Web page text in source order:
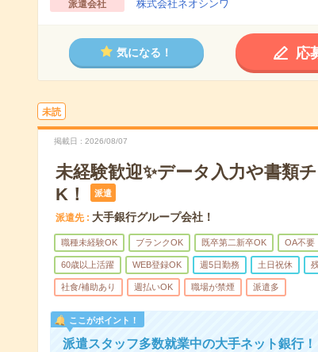
派遣会社 株式会社ネオシンワ
気になる！ 応
未読
掲載日 2026/08/07
未経験歓迎✨データ入力や書類
K！
派遣
派遣先 大手銀行グループ会社！
職種未経験OK ブランクOK 既卒第二新卒OK OA不要
60歳以上活躍 WEB登録OK 週5日勤務 土日祝休
社食/補助あり 週払いOK 職場が禁煙 派遣多
ここがポイント！
派遣スタッフ多数就業中の大手ネット銀行！